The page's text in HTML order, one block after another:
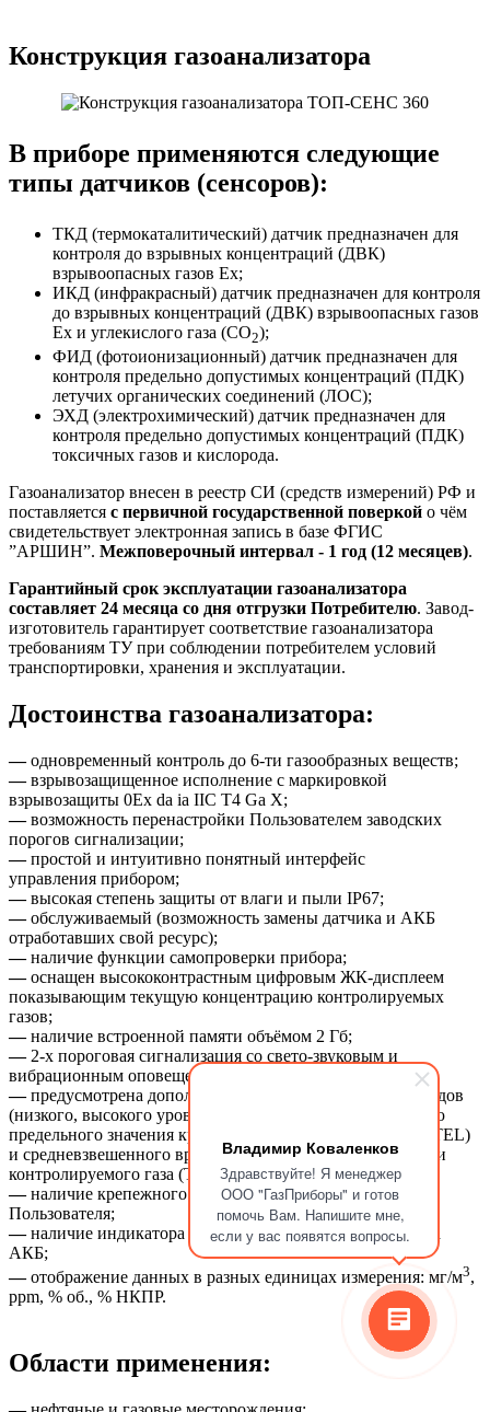
Владимир Коваленков
Здравствуйте! Я менеджер
ООО "ГазПриборы" и готов
помочь Вам. Напишите мне,
если у вас появятся вопросы.
Конструкция газоанализатора
В приборе применяются следующие
типы датчиков (сенсоров):
ТКД (термокаталитический) датчик предназначен для
контроля до взрывных концентраций (ДВК)
взрывоопасных газов Ex;
ИКД (инфракрасный) датчик предназначен для контроля
до взрывных концентраций (ДВК) взрывоопасных газов
Ex и углекислого газа (СО2);
ФИД (фотоионизационный) датчик предназначен для
контроля предельно допустимых концентраций (ПДК)
летучих органических соединений (ЛОС);
ЭХД (электрохимический) датчик предназначен для
контроля предельно допустимых концентраций (ПДК)
токсичных газов и кислорода.
Газоанализатор внесен в реестр СИ (средств измерений) РФ и
поставляется с первичной государственной поверкой о чём
свидетельствует электронная запись в базе ФГИС
”АРШИН”. Межповерочный интервал - 1 год (12 месяцев).
Гарантийный срок эксплуатации газоанализатора
составляет 24 месяца со дня отгрузки Потребителю. Завод-
изготовитель гарантирует соответствие газоанализатора
требованиям ТУ при соблюдении потребителем условий
транспортировки, хранения и эксплуатации.
Достоинства газоанализатора:
—одновременный контроль до 6-ти газообразных веществ;
—взрывозащищенное исполнение с маркировкой
взрывозащиты 0Ex da ia IIC T4 Ga X;
—возможность перенастройки Пользователем заводских
порогов сигнализации;
—простой и интуитивно понятный интерфейс
управления прибором;
—высокая степень защиты от влаги и пыли IP67;
—обслуживаемый (возможность замены датчика и АКБ
отработавших свой ресурс);
—наличие функции самопроверки прибора;
—оснащен высококонтрастным цифровым ЖК-дисплеем
показывающим текущую концентрацию контролируемых
газов;
—наличие встроенной памяти объёмом 2 Гб;
—2-х пороговая сигнализация со свето-звуковым и
вибрационным оповещением;
—предусмотрена дополнительная сигнализация двух видов
(низкого, высокого уровня) отображающая концентрацию
предельного значения кратковременного воздействия (STEL)
и средневзвешенного временного значения концентрации
контролируемого газа (TWA);
—наличие крепежного зажима для фиксации на одежде
Пользователя;
—наличие индикатора отображающего состояние заряда
АКБ;
—отображение данных в разных единицах измерения: мг/м3,
ppm, % об., % НКПР.
Области применения: